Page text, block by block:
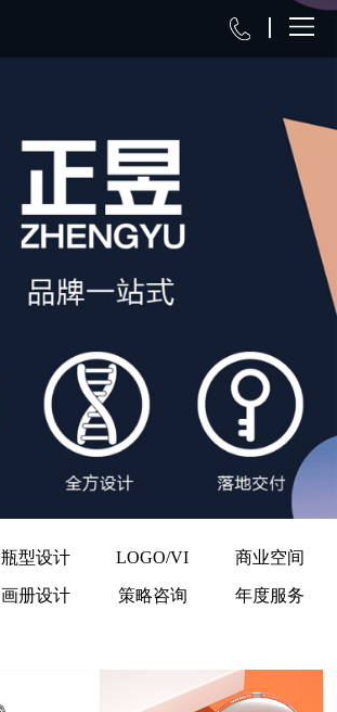
瓶型设计 LOGO/VI 商业空间
画册设计 策略咨询 年度服务